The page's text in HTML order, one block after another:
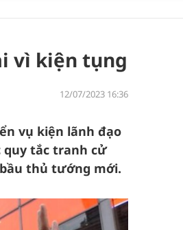
vì kiện tụng
12/07/2023 16:36
vụ kiện lãnh đạo
quy tắc tranh cử
thủ tướng mới.